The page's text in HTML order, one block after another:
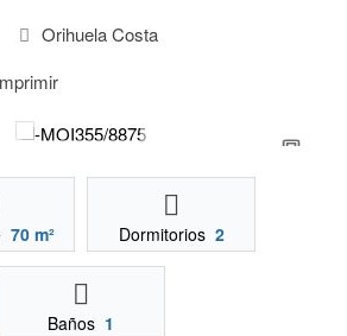
Orihuela Costa
70 m² Dormitorios 2
Baños 1